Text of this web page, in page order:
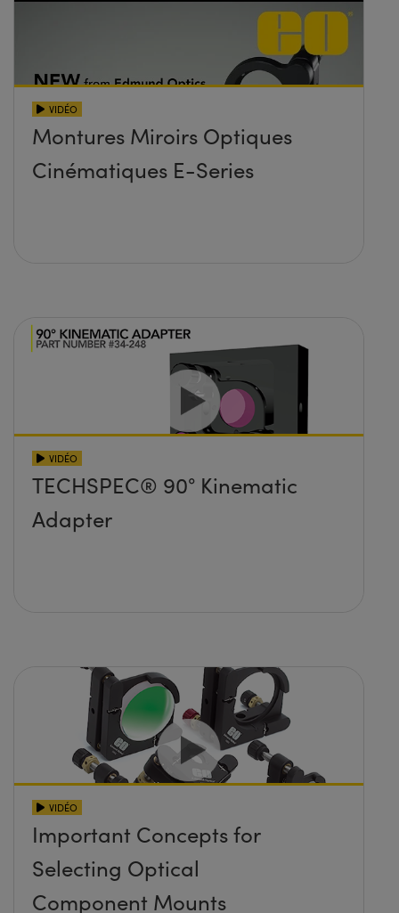
VIDÉO
Montures Miroirs Optiques
Cinématiques E-Series
VIDÉO
TECHSPEC® 90° Kinematic
Adapter
VIDÉO
Important Concepts for
Selecting Optical
Component Mounts